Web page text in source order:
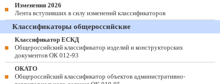
Изменения 2026
Лента вступивших в силу изменений классификаторов
Классификаторы общероссийские
Классификатор ЕСКД
Общероссийский классификатор изделий и конструкторских
документов ОК 012-93
ОКАТО
Общероссийский классификатор объектов административно-